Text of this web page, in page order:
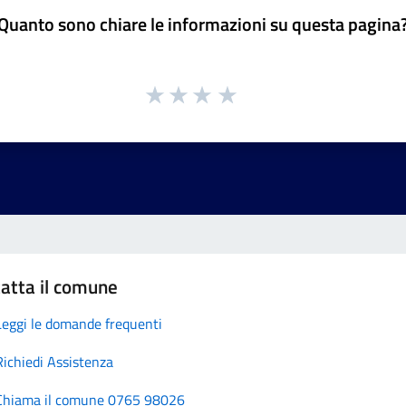
sono chiare le informazioni su questa
il comune
le domande frequenti
Assistenza
il comune 0765 98026